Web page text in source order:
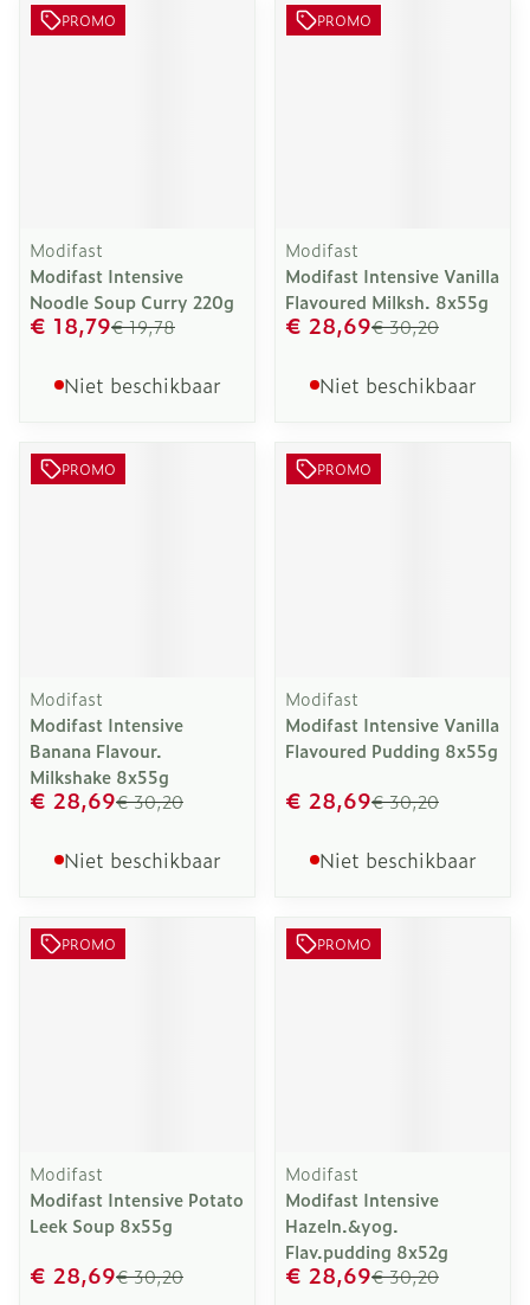
PROMO
Modifast
Modifast Intensive
Noodle Soup Curry 220g
€ 19,78
€ 18,79
Niet beschikbaar
PROMO
Modifast
Modifast Intensive Vanilla
Flavoured Milksh. 8x55g
€ 30,20
€ 28,69
Niet beschikbaar
PROMO
Modifast
Modifast Intensive
Banana Flavour.
Milkshake 8x55g
€ 30,20
€ 28,69
Niet beschikbaar
PROMO
Modifast
Modifast Intensive Vanilla
Flavoured Pudding 8x55g
€ 30,20
€ 28,69
Niet beschikbaar
PROMO
Modifast
Modifast Intensive Potato
Leek Soup 8x55g
€ 30,20
€ 28,69
PROMO
Modifast
Modifast Intensive
Hazeln.&yog.
Flav.pudding 8x52g
€ 30,20
€ 28,69